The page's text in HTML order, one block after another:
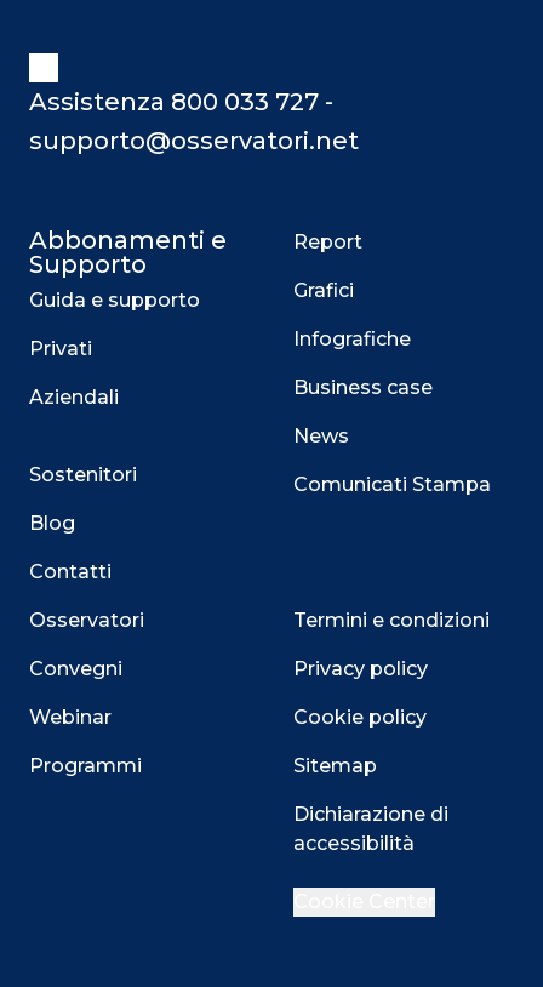
Assistenza 800 033 727 -
supporto@osservatori.net
Abbonamenti e
Supporto
Guida e supporto
Privati
Aziendali
Sostenitori
Blog
Contatti
Osservatori
Convegni
Webinar
Programmi
Report
Grafici
Infografiche
Business case
News
Comunicati Stampa
Termini e condizioni
Privacy policy
Cookie policy
Sitemap
Dichiarazione di
accessibilità